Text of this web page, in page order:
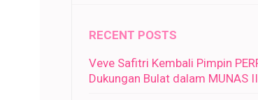
RECENT POSTS
Veve Safitri Kembali Pimpin
Dukungan Bulat dalam MUNAS